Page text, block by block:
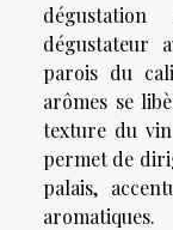
dégustateur
parois du
arômes se
texture du
permet de
palais,